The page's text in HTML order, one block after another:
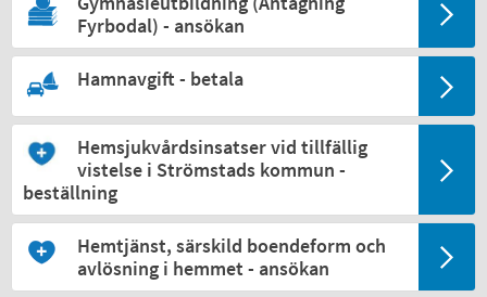
Fyrbodal) - ansökan
Hamnavgift - betala
Hemsjukvårdsinsatser vid tillfällig
vistelse i Strömstads kommun -
beställning
Hemtjänst, särskild boendeform och
avlösning i hemmet - ansökan